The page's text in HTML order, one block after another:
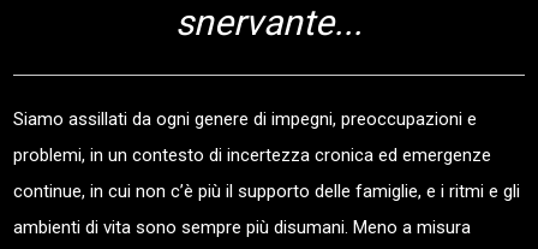
snervante...
Siamo assillati da ogni genere di impegni, preoccupazioni e
problemi, in un contesto di incertezza cronica ed emergenze
continue, in cui non c’è più il supporto delle famiglie, e i ritmi e gli
ambienti di vita sono sempre più disumani. Meno a misura